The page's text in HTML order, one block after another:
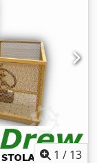
/ 1730 /
- dwa noże
posuwu -
Gabaryty
- wysokość
1 / 13